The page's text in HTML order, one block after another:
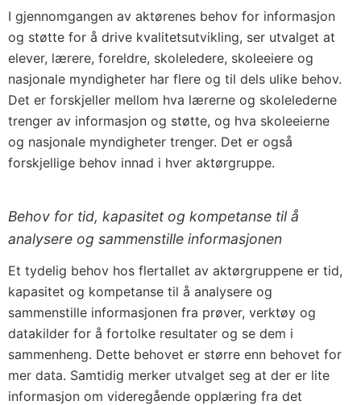
I gjennomgangen av aktørenes behov for informasjon
og støtte for å drive kvalitetsutvikling, ser utvalget at
elever, lærere, foreldre, skoleledere, skoleeiere og
nasjonale myndigheter har flere og til dels ulike behov.
Det er forskjeller mellom hva lærerne og skolelederne
trenger av informasjon og støtte, og hva skoleeierne
og nasjonale myndigheter trenger. Det er også
forskjellige behov innad i hver aktørgruppe.
Behov for tid, kapasitet og kompetanse til å
analysere og sammenstille informasjonen
Et tydelig behov hos flertallet av aktørgruppene er tid,
kapasitet og kompetanse til å analysere og
sammenstille informasjonen fra prøver, verktøy og
datakilder for å fortolke resultater og se dem i
sammenheng. Dette behovet er større enn behovet for
mer data. Samtidig merker utvalget seg at der er lite
informasjon om videregående opplæring fra det